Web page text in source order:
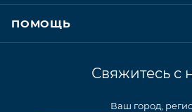
ПОМОЩЬ
Свяжитесь с
Ваш город,